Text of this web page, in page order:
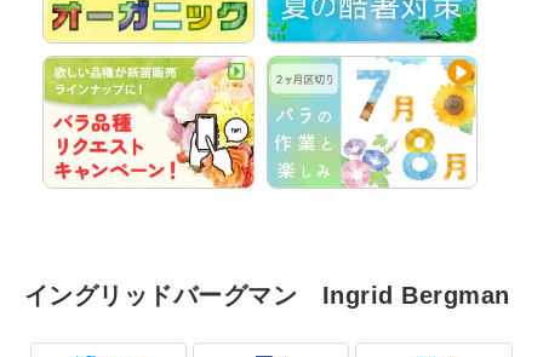
イングリッドバーグマン Ingrid Bergman